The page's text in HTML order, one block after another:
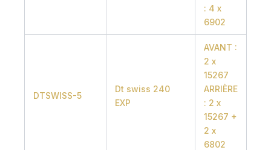
: 4 x
6902
DTSWISS-5
Dt swiss 240
EXP
AVANT :
2 x
15267
ARRIÈRE
: 2 x
15267 +
2 x
6802